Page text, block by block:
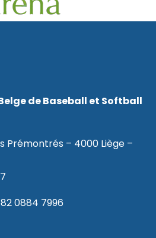
de Baseball et Softball
Prémontrés – 4000 Liège –
0884 7996